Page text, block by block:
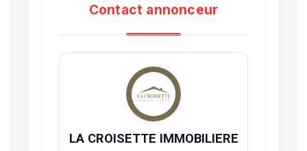
Contact annonceur
LA CROISETTE IMMOBILIERE